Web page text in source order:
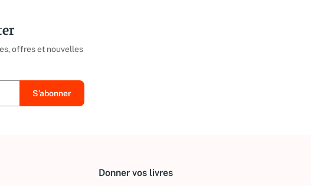
offres et nouvelles
Donner vos livres